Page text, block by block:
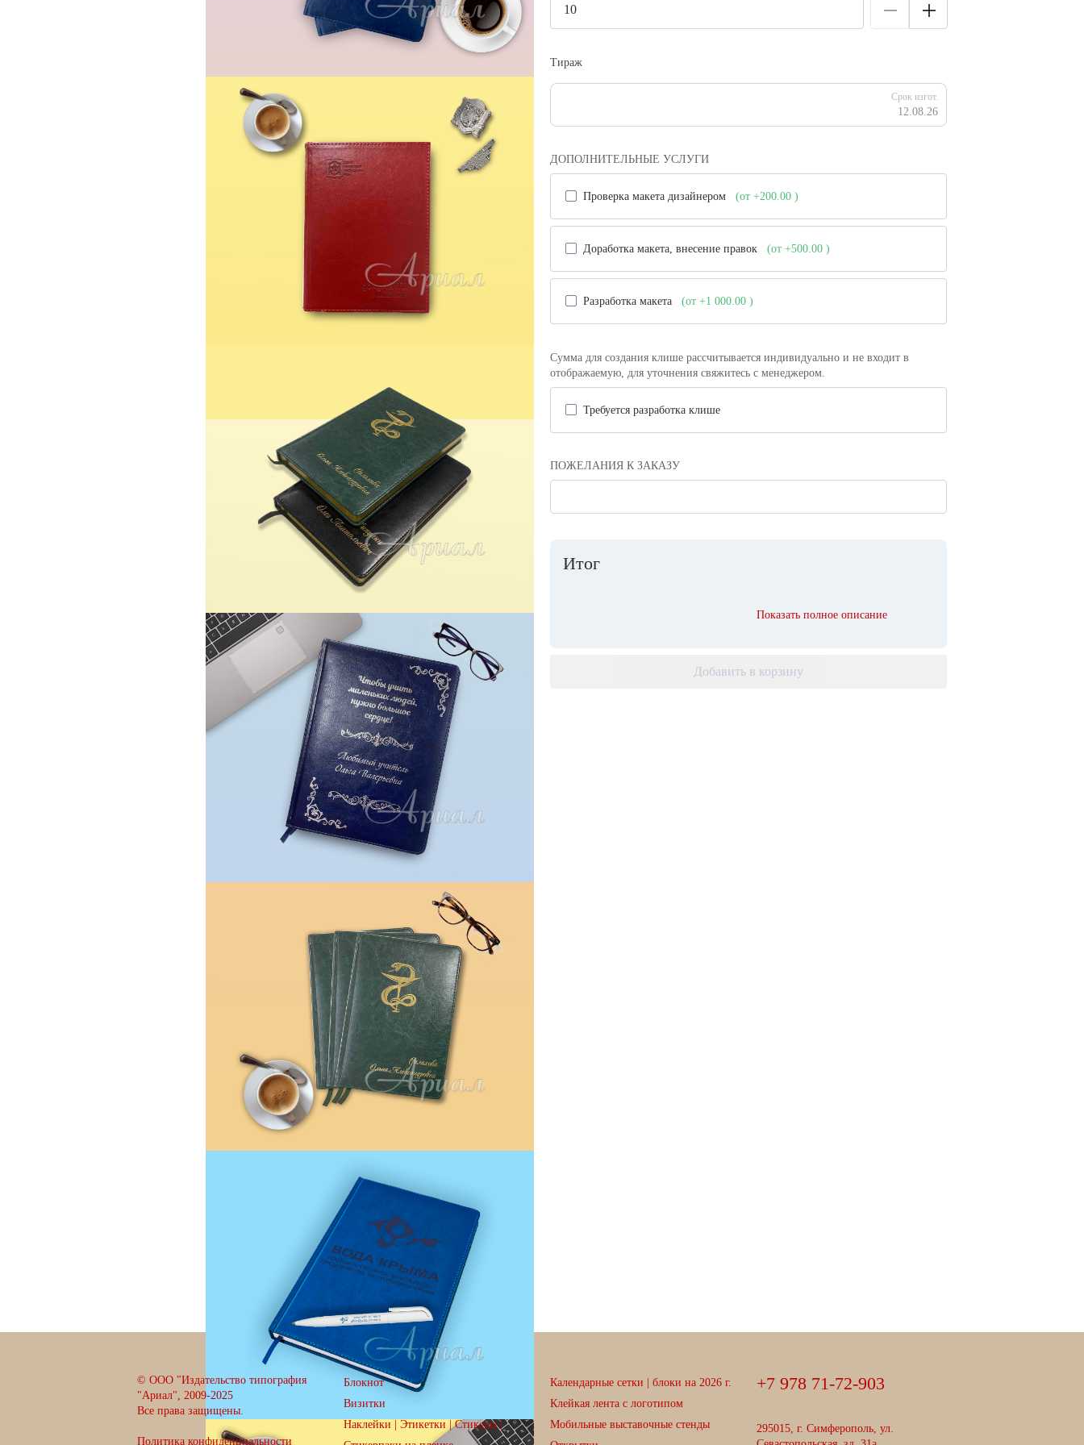
Тираж
Срок изгот.
12.08.26
ДОПОЛНИТЕЛЬНЫЕ УСЛУГИ
Проверка макета дизайнером (от +200.00 )
Доработка макета, внесение правок (от +500.00 )
Разработка макета (от +1 000.00 )
Сумма для создания клише рассчитывается индивидуально и не входит в
отображаемую, для уточнения свяжитесь с менеджером.
Требуется разработка клише
ПОЖЕЛАНИЯ К ЗАКАЗУ
Итог
Показать полное описание
Добавить в корзину
© ООО "Издательство типография
"Ариал", 2009-2025
Все права защищены.
Политика конфиденциальности
Блокнот
Визитки
Наклейки | Этикетки | Стикеры |
Календарные сетки | блоки на 2026 г.
Клейкая лента с логотипом
Мобильные выставочные стенды
+7 978 71-72-903
295015, г. Симферополь, ул.